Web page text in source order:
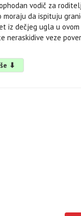
vodič za
da ispituju
iz dečjeg ugla u ovom
neraskidive veze
⬇